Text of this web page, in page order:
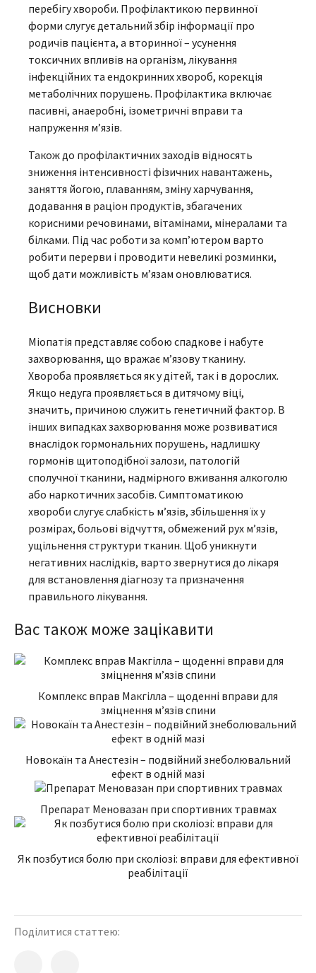
перебігу хвороби. Профілактикою первинної
форми слугує детальний збір інформації про
родичів пацієнта, а вторинної – усунення
токсичних впливів на організм, лікування
інфекційних та ендокринних хвороб, корекція
метаболічних порушень. Профілактика включає
пасивні, анаеробні, ізометричні вправи та
напруження м’язів.
Також до профілактичних заходів відносять
зниження інтенсивності фізичних навантажень,
заняття йогою, плаванням, зміну харчування,
додавання в раціон продуктів, збагачених
корисними речовинами, вітамінами, мінералами та
білками. Під час роботи за комп’ютером варто
робити перерви і проводити невеликі розминки,
щоб дати можливість м’язам оновлюватися.
Висновки
Міопатія представляє собою спадкове і набуте
захворювання, що вражає м’язову тканину.
Хвороба проявляється як у дітей, так і в дорослих.
Якщо недуга проявляється в дитячому віці,
значить, причиною служить генетичний фактор. В
інших випадках захворювання може розвиватися
внаслідок гормональних порушень, надлишку
гормонів щитоподібної залози, патологій
сполучної тканини, надмірного вживання алкоголю
або наркотичних засобів. Симптоматикою
хвороби слугує слабкість м’язів, збільшення їх у
розмірах, больові відчуття, обмежений рух м’язів,
ущільнення структури тканин. Щоб уникнути
негативних наслідків, варто звернутися до лікаря
для встановлення діагнозу та призначення
правильного лікування.
Вас також може зацікавити
Комплекс вправ Макгілла – щоденні вправи для
зміцнення м’язів спини
Новокаїн та Анестезін – подвійний знеболювальний
ефект в одній мазі
Препарат Меновазан при спортивних травмах
Як позбутися болю при сколіозі: вправи для ефективної
реабілітації
Поділитися статтею: